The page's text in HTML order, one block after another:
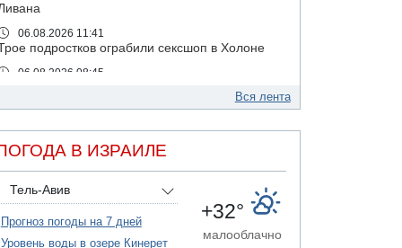
06.08.2026 11:41
подростков ограбили сексшоп в Холоне
06.08.2026 08:45
06.08.2026 08:11
атака на российский НПЗ
05.08.2026 18:30
противоракетной обороны "Хец"
05.08.2026 18:28
МАДА призывает израильтян срочно сдавать
кровь
Вся лента
В ИЗРАИЛЕ
Тель-Авив
Прогноз погоды на 7 дней
Уровень воды в озере Кинерет
+32°
малооблачно